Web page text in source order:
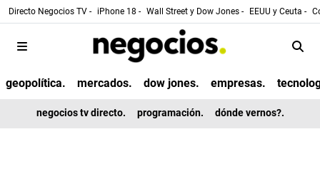
Directo Negocios TV - iPhone 18 - Wall Street y Dow Jones - EEUU y Ceuta -
geopolítica. mercados. dow jones. empresas.
negocios tv directo. programación. dónde vernos?.